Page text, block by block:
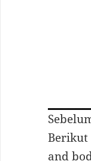
Berikut
and